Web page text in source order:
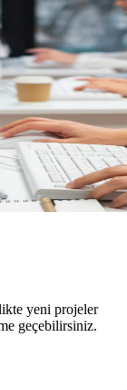
yeni projeler
geçebilirsiniz.